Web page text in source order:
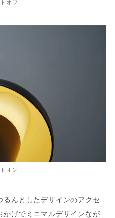
オフ
オン
るんとしたデザインのアクセ
かげでミニマルデザインなが